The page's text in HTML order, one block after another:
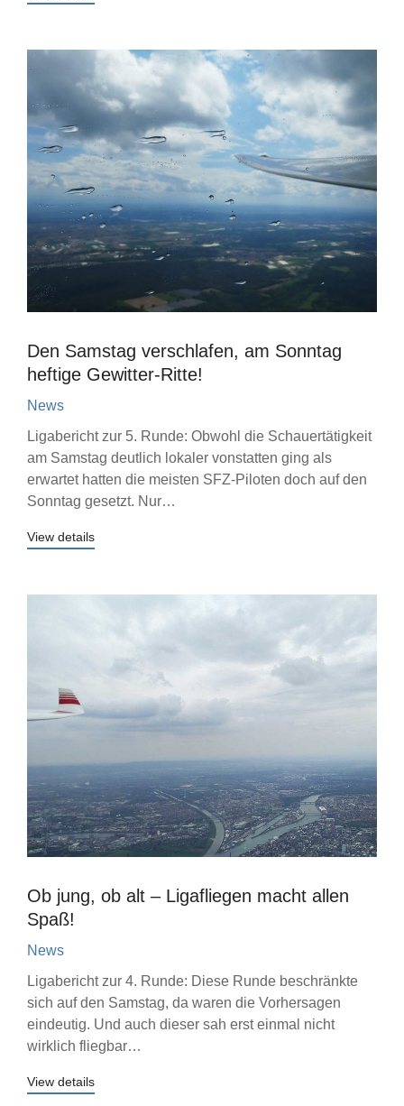
Den Samstag verschlafen, am Sonntag
heftige Gewitter-Ritte!
News
Ligabericht zur 5. Runde: Obwohl die Schauertätigkeit
am Samstag deutlich lokaler vonstatten ging als
erwartet hatten die meisten SFZ-Piloten doch auf den
Sonntag gesetzt. Nur…
View details
Ob jung, ob alt – Ligafliegen macht allen
Spaß!
News
Ligabericht zur 4. Runde: Diese Runde beschränkte
sich auf den Samstag, da waren die Vorhersagen
eindeutig. Und auch dieser sah erst einmal nicht
wirklich fliegbar…
View details